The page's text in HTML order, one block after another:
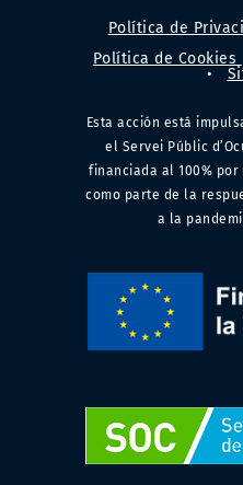
Política de
Política de Cookies
•
Esta acción está
el Servei Públic
financiada al 100%
como parte de la
a la